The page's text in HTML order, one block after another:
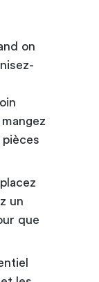
on
un
que